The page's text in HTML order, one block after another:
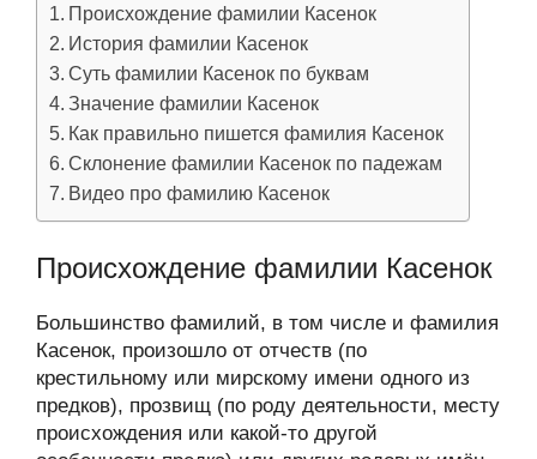
Происхождение фамилии Касенок
История фамилии Касенок
Суть фамилии Касенок по буквам
Значение фамилии Касенок
Как правильно пишется фамилия Касенок
Склонение фамилии Касенок по падежам
Видео про фамилию Касенок
Происхождение фамилии Касенок
Большинство фамилий, в том числе и фамилия
Касенок, произошло от отчеств (по
крестильному или мирскому имени одного из
предков), прозвищ (по роду деятельности, месту
происхождения или какой-то другой